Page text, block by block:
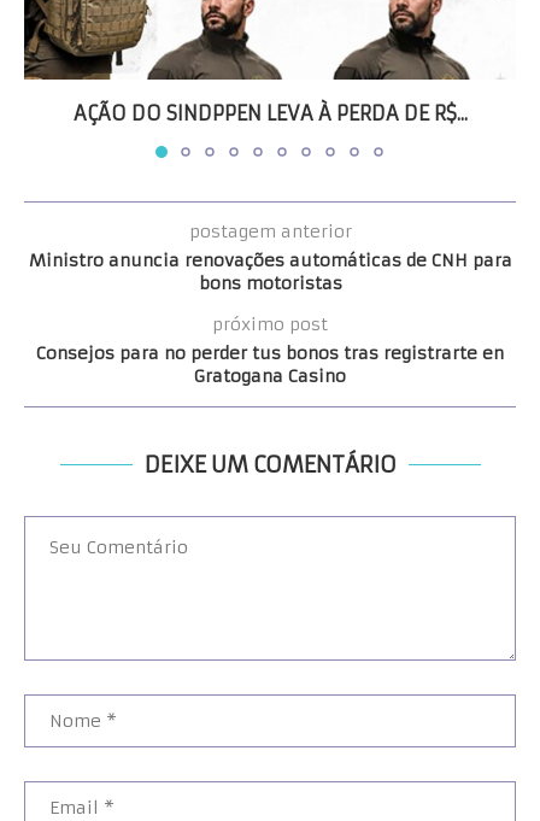
AÇÃO DO SINDPPEN LEVA À PERDA DE R$...
postagem anterior
Ministro anuncia renovações automáticas de CNH para
bons motoristas
próximo post
Consejos para no perder tus bonos tras registrarte en
Gratogana Casino
DEIXE UM COMENTÁRIO